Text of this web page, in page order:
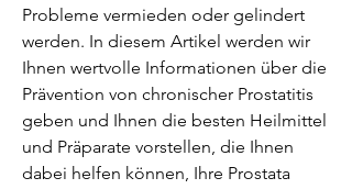
Probleme vermieden oder gelindert
werden. In diesem Artikel werden wir
Ihnen wertvolle Informationen über die
Prävention von chronischer Prostatitis
geben und Ihnen die besten Heilmittel
und Präparate vorstellen, die Ihnen
dabei helfen können, Ihre Prostata